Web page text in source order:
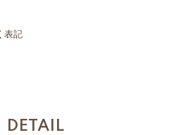
表記
DETAIL